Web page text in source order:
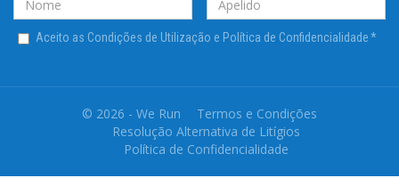
Aceito as Condições de Utilização e Política de Confidencialidade*
© 2026 - We Run
Termos e Condições
Resolução Alternativa de Litígios
Política de Confidencialidade